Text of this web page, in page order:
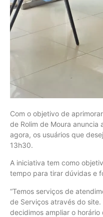
Com o objetivo de
de Rolim de Moura
agora, os usuários que
13h30.
A iniciativa tem como
tempo para tirar dúvidas e
“Temos serviços de
de Serviços através do
decidimos ampliar o